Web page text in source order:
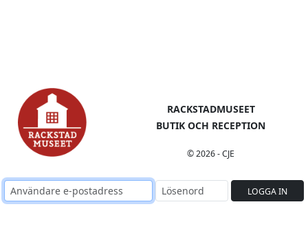
RACKSTADMUSEET
BUTIK OCH RECEPTION
© 2026 - CJE
LOGGA IN